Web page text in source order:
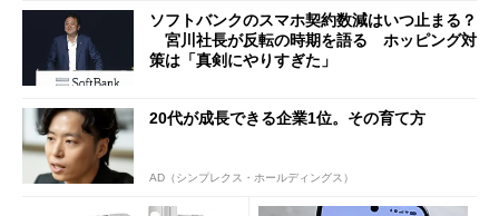
ソフトバンクのスマホ契約数減はいつ止まる？
宮川社長が反転の時期を語る ホッピング対
策は「真剣にやりすぎた」
20代が成長できる企業1位。その育て方
AD（シンプレクス・ホールディングス）